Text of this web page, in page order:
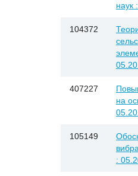
наук
104372
407227
на
105149
: